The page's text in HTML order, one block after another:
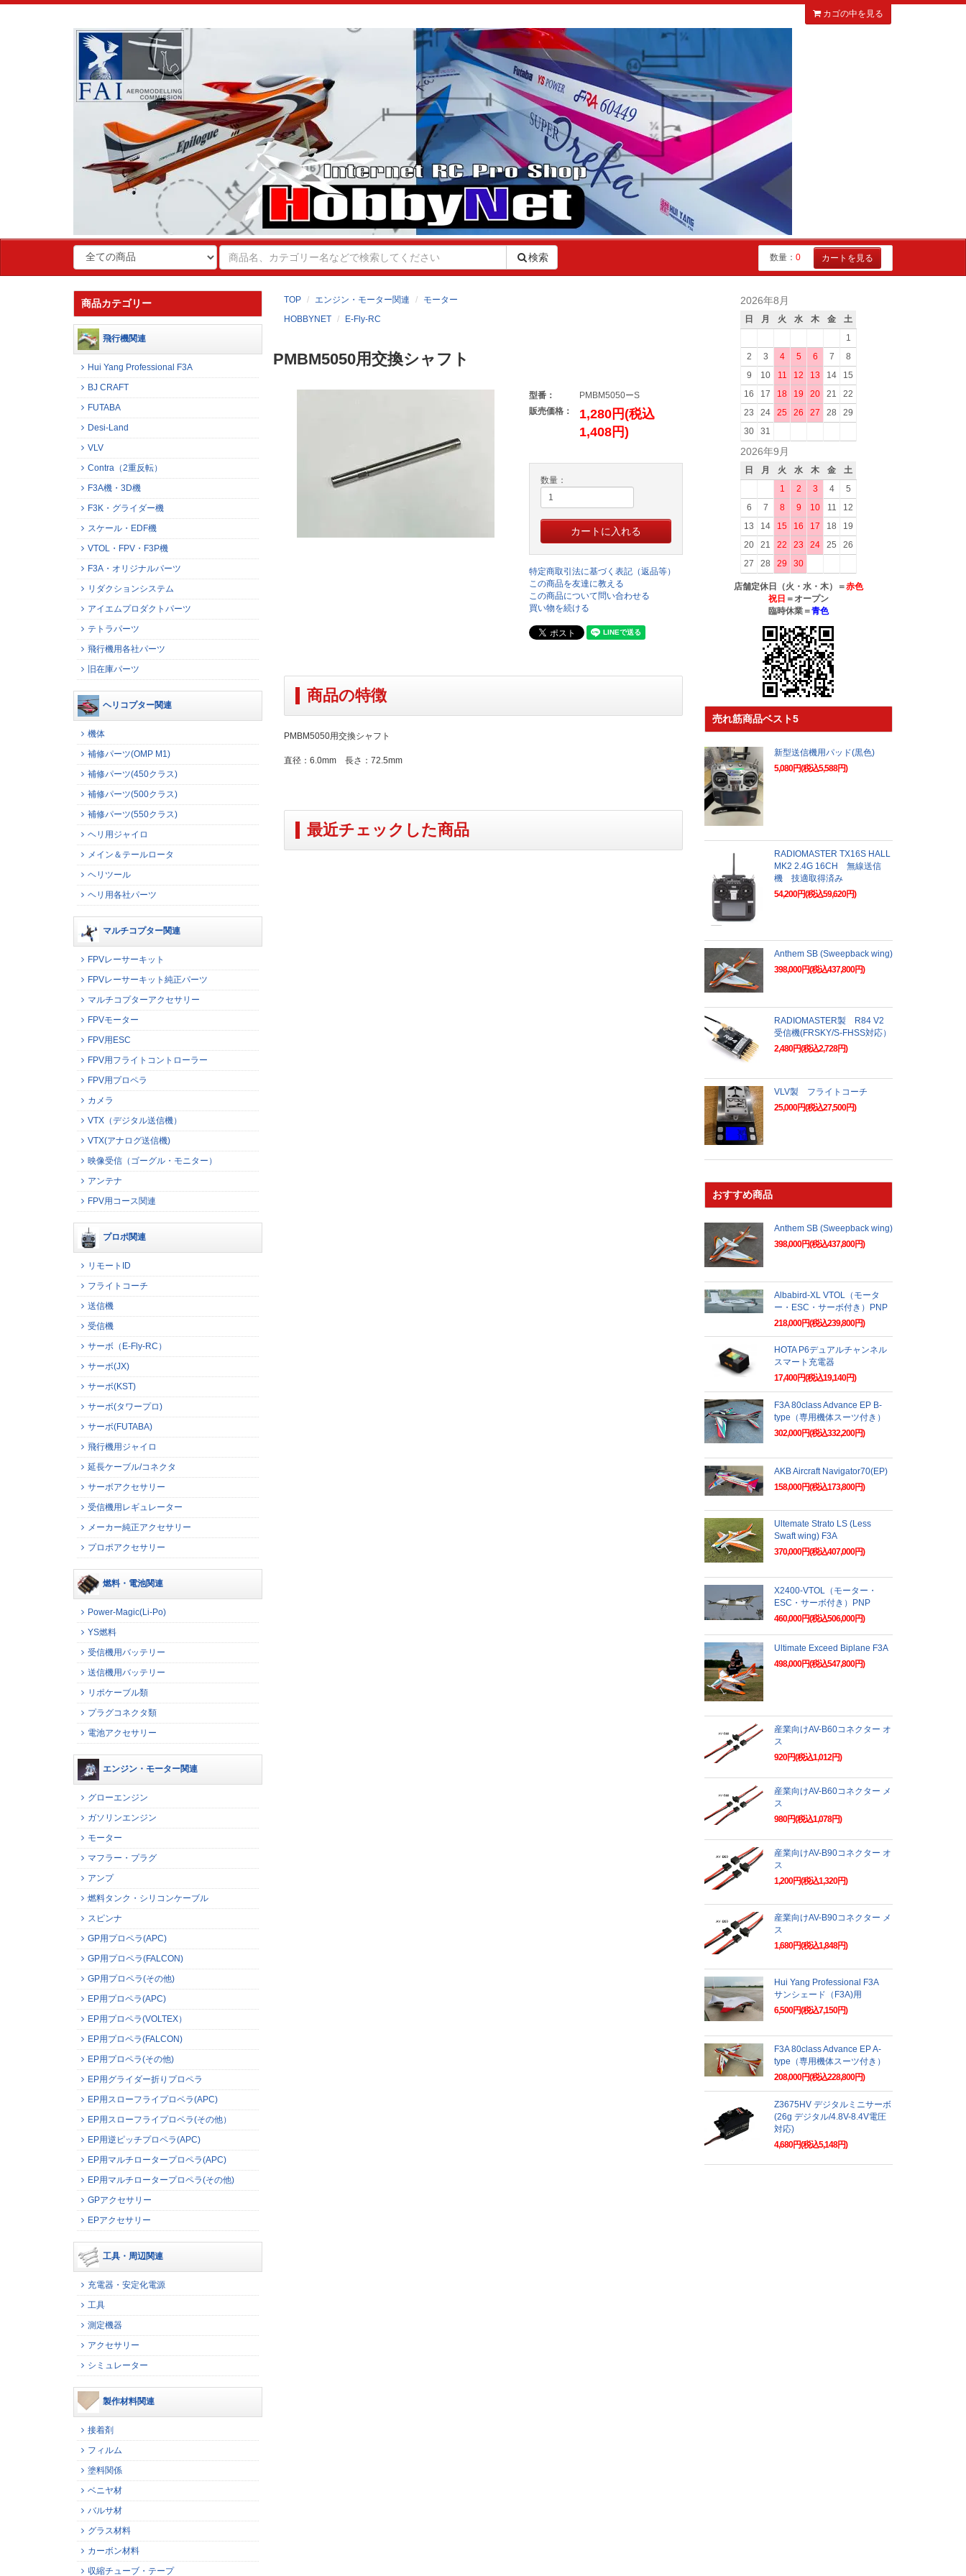
カゴの中を見る
検索 数量： 0 カートを見る
TOP エンジン・モーター関連
モーター
HOBBYNET
E-Fly-RC
PMBM5050用交換シャフト
型番：
PMBM5050ーS
販売価格：
1,280円(税込
1,408円)
数量：
特定商取引法に基づく表記（返品等）
この商品を友達に教える
この商品について問い合わせる
買い物を続ける
商品の特徴
PMBM5050用交換シャフト
直径：6.0mm 長さ：72.5mm
最近チェックした商品
商品カテゴリー
飛行機関連
Hui Yang Professional F3A
BJ CRAFT
FUTABA
Desi-Land
VLV
Contra（2重反転）
F3A機・3D機
F3K・グライダー機
スケール・EDF機
VTOL・FPV・F3P機
F3A・オリジナルパーツ
リダクションシステム
アイエムプロダクトパーツ
テトラパーツ
飛行機用各社パーツ
旧在庫パーツ
ヘリコプター関連
機体
補修パーツ(OMP M1)
補修パーツ(450クラス)
補修パーツ(500クラス)
補修パーツ(550クラス)
ヘリ用ジャイロ
メイン＆テールロータ
ヘリツール
ヘリ用各社パーツ
マルチコプター関連
FPVレーサーキット
FPVレーサーキット純正パーツ
マルチコプターアクセサリー
FPVモーター
FPV用ESC
FPV用フライトコントローラー
FPV用プロペラ
カメラ
VTX（デジタル送信機）
VTX(アナログ送信機)
映像受信（ゴーグル・モニター）
アンテナ
FPV用コース関連
プロポ関連
リモートID
フライトコーチ
送信機
受信機
サーボ（E-Fly-RC）
サーボ(JX)
サーボ(KST)
サーボ(タワープロ)
サーボ(FUTABA)
飛行機用ジャイロ
延長ケーブル/コネクタ
サーボアクセサリー
受信機用レギュレーター
メーカー純正アクセサリー
プロポアクセサリー
燃料・電池関連
Power-Magic(Li-Po)
YS燃料
受信機用バッテリー
送信機用バッテリー
リポケーブル類
プラグコネクタ類
電池アクセサリー
エンジン・モーター関連
グローエンジン
ガソリンエンジン
モーター
マフラー・プラグ
アンプ
燃料タンク・シリコンケーブル
スピンナ
GP用プロペラ(APC)
GP用プロペラ(FALCON)
GP用プロペラ(その他)
EP用プロペラ(APC)
EP用プロペラ(VOLTEX）
EP用プロペラ(FALCON)
EP用プロペラ(その他)
EP用グライダー折りプロペラ
EP用スローフライプロペラ(APC)
EP用スローフライプロペラ(その他）
EP用逆ピッチプロペラ(APC)
EP用マルチロータープロペラ(APC)
EP用マルチロータープロペラ(その他)
GPアクセサリー
EPアクセサリー
工具・周辺関連
充電器・安定化電源
工具
測定機器
アクセサリー
シミュレーター
製作材料関連
接着剤
フィルム
塗料関係
ベニヤ材
バルサ材
グラス材料
カーボン材料
収縮チューブ・テープ
2026年8月
日 月 火 水 木 金
土
1
2
3 4 5 6 7
8
9
10 11 12 13 14
15
16
17 18 19 20 21
22
23
24 25 26 27 28
29
30
31
2026年9月
日 月 火 水 木 金
土
1
2 3 4
5
6
7 8 9 10 11
12
13
14 15 16 17 18
19
20
21 22 23 24 25
26
27
28 29 30
店舗定休日（火・水・木）＝赤色
祝日 ＝オープン
臨時休業＝青色
売れ筋商品ベスト5
新型送信機用パッド(黒色)
5,080円(税込5,588円)
RADIOMASTER TX16S HALL
MK2 2.4G 16CH 無線送信
機 技適取得済み
54,200円(税込59,620円)
Anthem SB (Sweepback wing)
398,000円(税込437,800円)
RADIOMASTER製 R84 V2
受信機(FRSKY/S-FHSS対応）
2,480円(税込2,728円)
VLV製 フライトコーチ
25,000円(税込27,500円)
おすすめ商品
Anthem SB (Sweepback wing)
398,000円(税込437,800円)
Albabird-XL VTOL（モータ
ー・ESC・サーボ付き）PNP
218,000円(税込239,800円)
HOTA P6デュアルチャンネル
スマート充電器
17,400円(税込19,140円)
F3A 80class Advance EP B-
type（専用機体スーツ付き）
302,000円(税込332,200円)
AKB Aircraft Navigator70(EP)
158,000円(税込173,800円)
Ultemate Strato LS (Less
Swaft wing) F3A
370,000円(税込407,000円)
X2400-VTOL（モーター・
ESC・サーボ付き）PNP
460,000円(税込506,000円)
Ultimate Exceed Biplane F3A
498,000円(税込547,800円)
産業向けAV-B60コネクター オ
ス
920円(税込1,012円)
産業向けAV-B60コネクター メ
ス
980円(税込1,078円)
産業向けAV-B90コネクター オ
ス
1,200円(税込1,320円)
産業向けAV-B90コネクター メ
ス
1,680円(税込1,848円)
Hui Yang Professional F3A
サンシェード（F3A)用
6,500円(税込7,150円)
F3A 80class Advance EP A-
type（専用機体スーツ付き）
208,000円(税込228,800円)
Z3675HV デジタルミニサーボ
(26g デジタル/4.8V-8.4V電圧
対応)
4,680円(税込5,148円)